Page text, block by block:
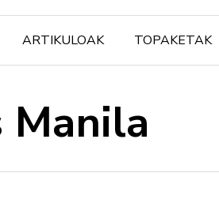
ARTIKULOAK TOPAKETAK